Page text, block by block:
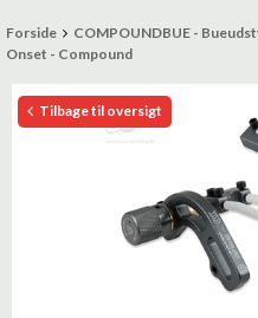
Forside COMPOUNDBUE -
Onset - Compound
Tilbage til oversigt
Tilbud